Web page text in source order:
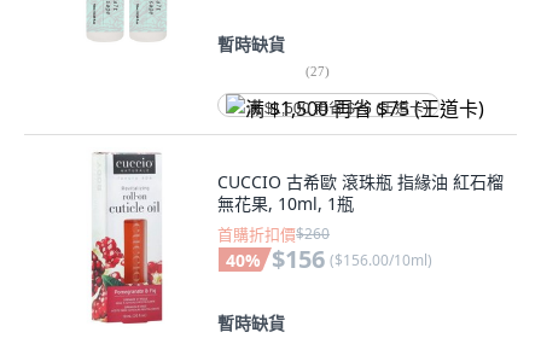
暫時缺貨
(27)
满 $1,500 再省 $75 (王道卡)
CUCCIO 古希歐 滾珠瓶 指緣油 紅石榴
無花果, 10ml, 1瓶
首購折扣價$260
40% $156 ($156.00/10ml)
暫時缺貨